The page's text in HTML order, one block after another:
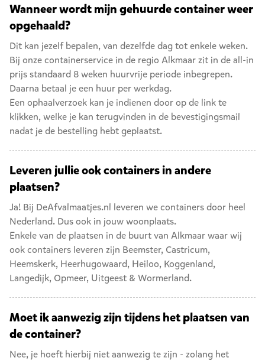
Wanneer wordt mijn gehuurde container weer
opgehaald?
Dit kan jezelf bepalen, van dezelfde dag tot enkele weken.
Bij onze containerservice in de regio Alkmaar zit in de all-in
prijs standaard 8 weken huurvrije periode inbegrepen.
Daarna betaal je een huur per werkdag.
Een ophaalverzoek kan je indienen door op de link te
klikken, welke je kan terugvinden in de bevestigingsmail
nadat je de bestelling hebt geplaatst.
Leveren jullie ook containers in andere
plaatsen?
Ja! Bij DeAfvalmaatjes.nl leveren we containers door heel
Nederland. Dus ook in jouw woonplaats.
Enkele van de plaatsen in de buurt van Alkmaar waar wij
ook containers leveren zijn Beemster, Castricum,
Heemskerk, Heerhugowaard, Heiloo, Koggenland,
Langedijk, Opmeer, Uitgeest & Wormerland.
Moet ik aanwezig zijn tijdens het plaatsen van
de container?
Nee, je hoeft hierbij niet aanwezig te zijn - zolang het